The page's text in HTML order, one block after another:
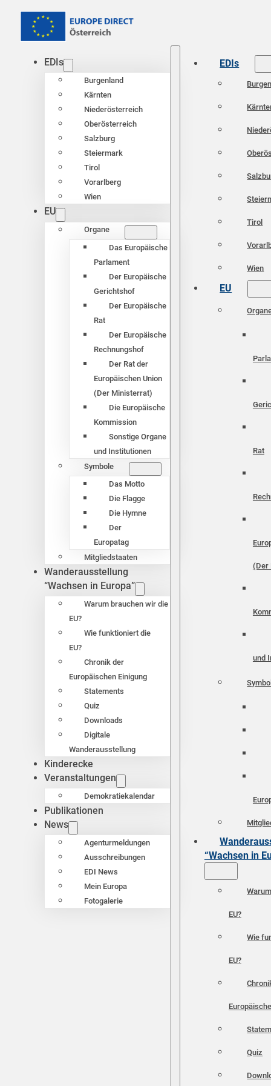
EDIs
Burgenland
Kärnten
Niederösterreich
Oberösterreich
Salzburg
Steiermark
Tirol
Vorarlberg
Wien
EU
Organe
Das Europäische
Parlament
Der Europäische
Gerichtshof
Der Europäische
Rat
Der Europäische
Rechnungshof
Der Rat der
Europäischen Union
(Der Ministerrat)
Die Europäische
Kommission
Sonstige Organe
und Institutionen
Symbole
Das Motto
Die Flagge
Die Hymne
Der
Europatag
Mitgliedstaaten
Wanderausstellung
“Wachsen in Europa”
Warum brauchen wir die
EU?
Wie funktioniert die
EU?
Chronik der
Europäischen Einigung
Statements
Quiz
Downloads
Digitale
Wanderausstellung
Kinderecke
Veranstaltungen
Demokratiekalendar
Publikationen
News
Agenturmeldungen
Ausschreibungen
EDI News
Mein Europa
Fotogalerie
EDIs
Tirol
Wien
EU
Rat
(Der
und
“Wachsen in
EU?
Wie
EU?
Quiz